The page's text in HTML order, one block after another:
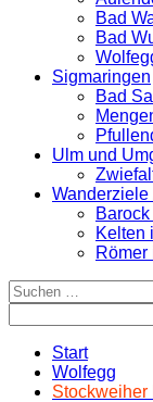
Bad
Bad
Sigmaringen
Bad
Ulm und
Wanderziele
Kelten
Römer
Start
Wolfegg
Stockweiher